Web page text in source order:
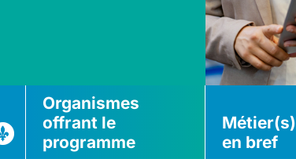
Organismes
offrant le
programme
Métier(s)
en bref